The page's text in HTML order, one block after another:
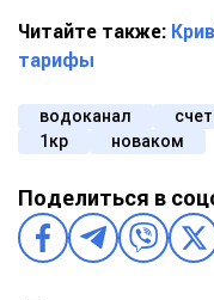
Читайте также:
тарифы
водоканал
1кр
новаком
Поделиться в